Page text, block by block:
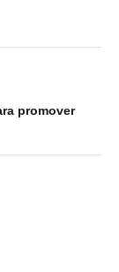
promover